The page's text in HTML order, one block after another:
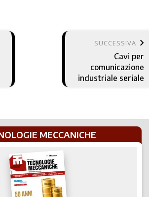
SUCCESSIVA keyboard_arrow_right
Cavi per
comunicazione
industriale seriale
MECCANICHE